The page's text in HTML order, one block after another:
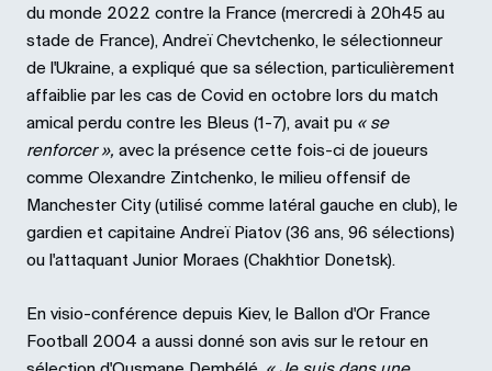
du monde 2022 contre la France (mercredi à 20h45 au
stade de France), Andreï Chevtchenko, le sélectionneur
de l'Ukraine, a expliqué que sa sélection, particulièrement
affaiblie par les cas de Covid en octobre lors du match
amical perdu contre les Bleus (1-7), avait pu « se
renforcer », avec la présence cette fois-ci de joueurs
comme Olexandre Zintchenko, le milieu offensif de
Manchester City (utilisé comme latéral gauche en club), le
gardien et capitaine Andreï Piatov (36 ans, 96 sélections)
ou l'attaquant Junior Moraes (Chakhtior Donetsk).
En visio-conférence depuis Kiev, le Ballon d'Or France
Football 2004 a aussi donné son avis sur le retour en